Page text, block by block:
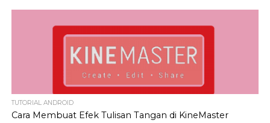
TUTORIAL ANDROID
Cara Membuat Efek Tulisan Tangan di KineMaster